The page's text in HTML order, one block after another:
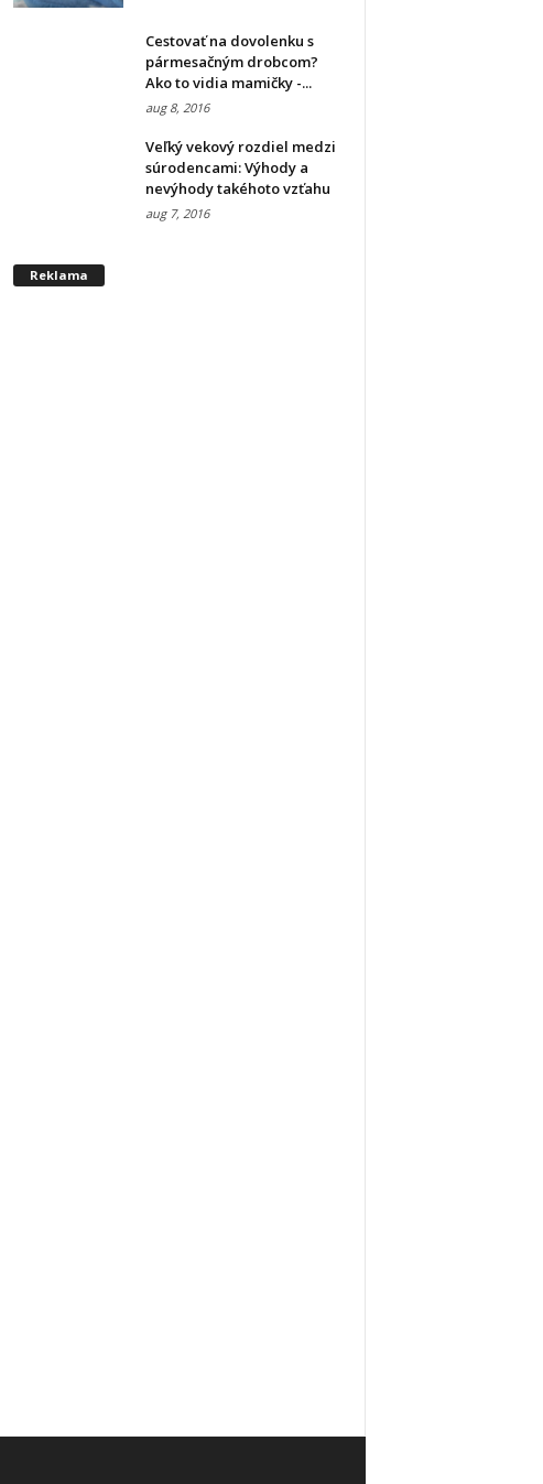
Cestovať na dovolenku s
pármesačným drobcom?
Ako to vidia mamičky -...
aug 8, 2016
Veľký vekový rozdiel medzi
súrodencami: Výhody a
nevýhody takéhoto vzťahu
aug 7, 2016
Reklama